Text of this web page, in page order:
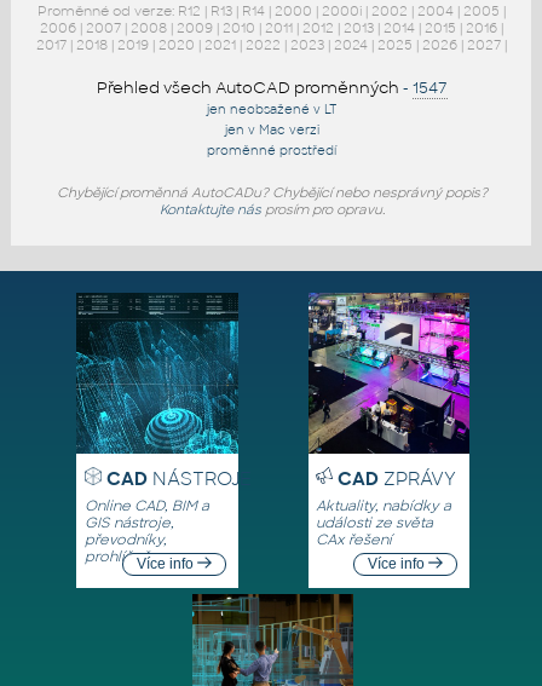
Proměnné od verze: R12 | R13 | R14 | 2000 | 2000i | 2002 | 2004 | 2005 |
2006 | 2007 | 2008 | 2009 | 2010 | 2011 | 2012 | 2013 | 2014 | 2015 | 2016 |
2017 | 2018 | 2019 | 2020 | 2021 | 2022 | 2023 | 2024 | 2025 | 2026 | 2027 |
Přehled všech AutoCAD proměnných - 1547
jen neobsažené v LT
jen v Mac verzi
proměnné prostředí
Chybějící proměnná AutoCADu? Chybějící nebo nesprávný popis?
Kontaktujte násprosím pro opravu.
CADNÁSTROJE
Online CAD, BIM a
GIS nástroje,
převodníky,
prohlížečeVíce info
CADZPRÁVY
Aktuality, nabídky a
události ze světa
CAx řešení
Více info